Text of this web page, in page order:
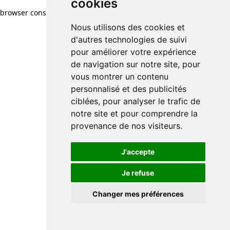
cookies
Nous utilisons des cookies et
d'autres technologies de suivi
pour améliorer votre expérience
de navigation sur notre site, pour
vous montrer un contenu
personnalisé et des publicités
ciblées, pour analyser le trafic de
notre site et pour comprendre la
provenance de nos visiteurs.
J'accepte
Je refuse
Changer mes préférences
browser console for more information)